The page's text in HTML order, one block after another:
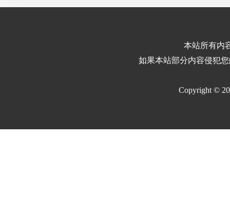
本站所有内
如果本站部分内容侵犯
Copyright ©